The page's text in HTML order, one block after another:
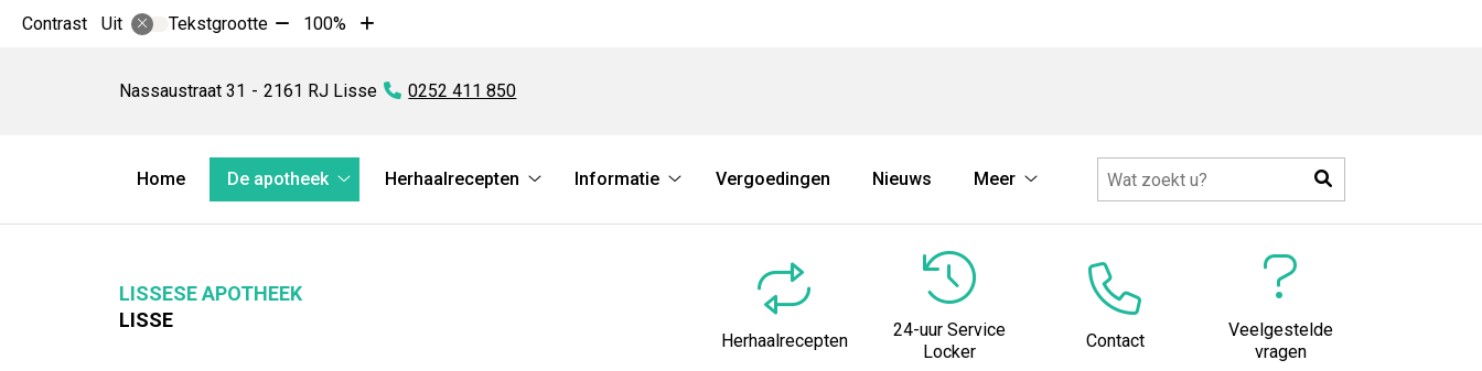
Contrast Uit Tekstgrootte Tekst
10%
100%
Tekst
10%
Nassaustraat 31 2161 RJ Lisse Tel:
0252 411 850
Hoofdmenu
Home
De apotheek
De
apotheek
Herhaalrecepten
submenu
Informatie
submenu
Vergoedingen Nieuws
Meer
submenu
Zoeken
LISSESE APOTHEEK
LISSE
Herhaalrecepten
24-uur Service
Locker
Contact
Veelgestelde
vragen